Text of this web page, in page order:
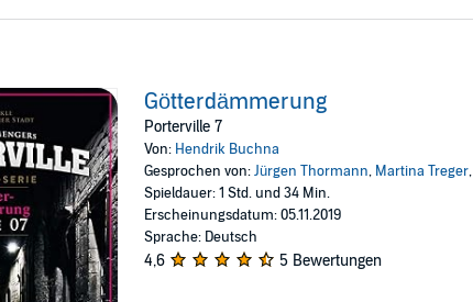
Götterdämmerung
Porterville 7
Von: Hendrik Buchna
Gesprochen von:Jürgen Thormann, Martina Treger,
Spieldauer: 1 Std. und 34 Min.
Erscheinungsdatum: 05.11.2019
Sprache: Deutsch
4,6 5 Bewertungen